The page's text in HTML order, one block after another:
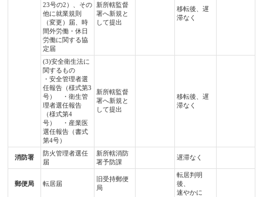
23号の2）、その
他に就業規則
（変更）届、時
間外労働・休日
労働に関する協
定届
新所轄監督
署へ新規と
して提出
移転後、遅
滞なく
(3)安全衛生法に
関するもの
・安全管理者選
任報告（様式第3
号） ・衛生管
理者選任報告
（様式第4
号） ・産業医
選任報告（書式
第4号）
新所轄監督
署へ新規と
して提出
移転後、遅
滞なく
消防署
防火管理者選任
届
新所轄消防
署予防課
遅滞なく
郵便局 転居届
旧受持郵便
局
転居判明
後、
速やかに